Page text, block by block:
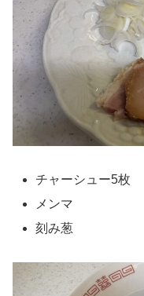
チャーシュー5枚
メンマ
刻み葱